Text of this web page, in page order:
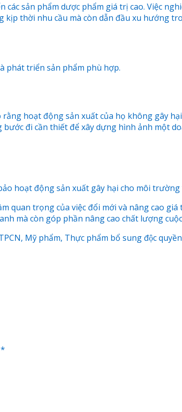
sản phẩm dược phẩm giá trị cao. Việc
thời nhu cầu mà còn dẫn đầu xu hướng
triển sản phẩm phù hợp.
hoạt động sản xuất của họ không gây
đi cần thiết để xây dựng hình ảnh một
hoạt động sản xuất gây hại cho môi trường
quan trọng của việc đổi mới và nâng cao
mà còn góp phần nâng cao chất lượng
Mỹ phẩm, Thực phẩm bổ sung độc
*